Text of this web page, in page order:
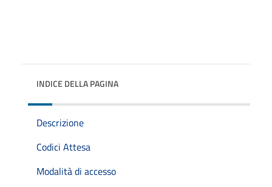
INDICE DELLA PAGINA
Descrizione
Codici Attesa
Modalità di accesso